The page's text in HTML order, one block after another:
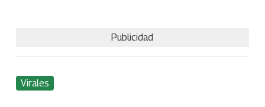
Publicidad
Virales